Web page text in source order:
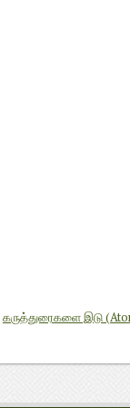
கருத்துரைகளை இடு